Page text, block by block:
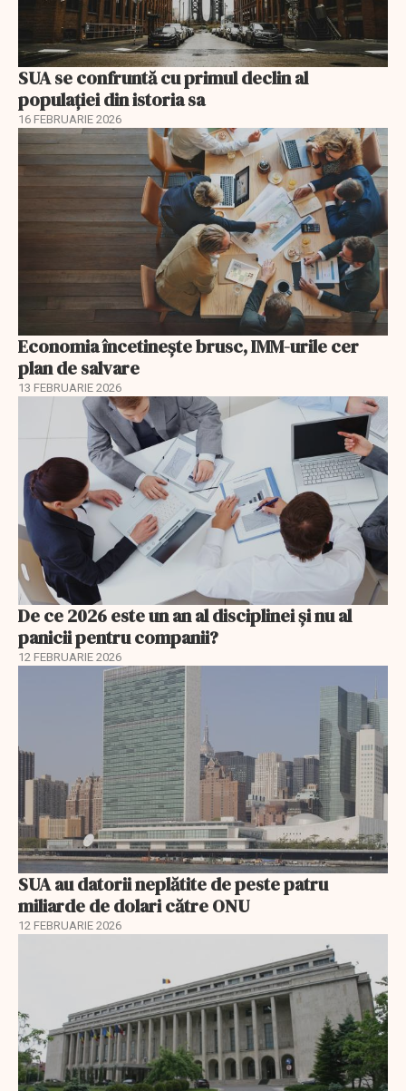
SUA se confruntă cu primul declin al
populației din istoria sa
16 FEBRUARIE 2026
Economia încetinește brusc, IMM-urile cer
plan de salvare
13 FEBRUARIE 2026
De ce 2026 este un an al disciplinei și nu al
panicii pentru companii?
12 FEBRUARIE 2026
SUA au datorii neplătite de peste patru
miliarde de dolari către ONU
12 FEBRUARIE 2026